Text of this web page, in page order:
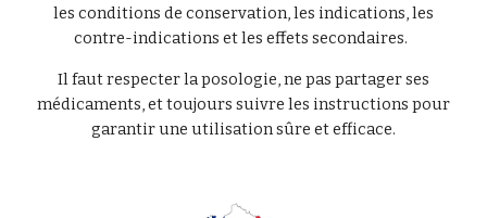
les conditions de conservation, les indications, les
contre-indications et les effets secondaires.
Il faut respecter la posologie, ne pas partager ses
médicaments, et toujours suivre les instructions pour
garantir une utilisation sûre et efficace.